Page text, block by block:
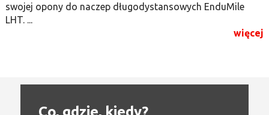
swojej opony do naczep długodystansowych EnduMile
LHT. ...
więcej
Co, gdzie, kiedy?